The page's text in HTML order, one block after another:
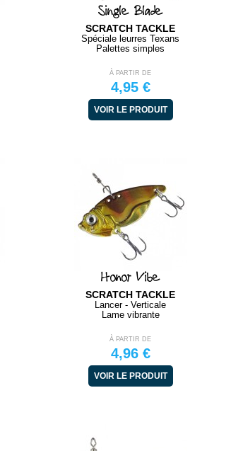
Single Blade
SCRATCH TACKLE
Spéciale leurres Texans
Palettes simples
À PARTIR DE
4,95 €
VOIR LE PRODUIT
Honor Vibe
SCRATCH TACKLE
Lancer - Verticale
Lame vibrante
À PARTIR DE
4,96 €
VOIR LE PRODUIT